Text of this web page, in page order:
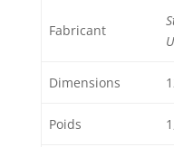
Fabricant
Dimensions
Poids